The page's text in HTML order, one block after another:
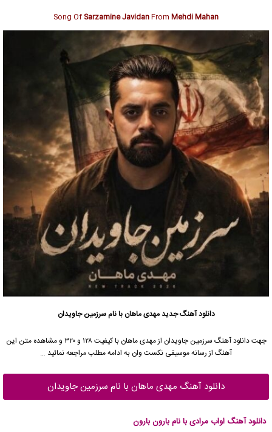
Song Of Sarzamine JavidanFrom Mehdi Mahan
دانلود آهنگ جدیدمهدی ماهان با نام سرزمین جاویدان
جهت دانلود آهنگ سرزمین جاویدان از مهدی ماهان با کیفیت ۱۲۸ و ۳۲۰ و مشاهده متن این
آهنگ از رسانه موسیقی نکست وان به ادامه مطلب مراجعه نمائید …
دانلود آهنگ مهدی ماهان با نام سرزمین جاویدان
دانلود آهنگ اواب مرادی با نام بارون بارون